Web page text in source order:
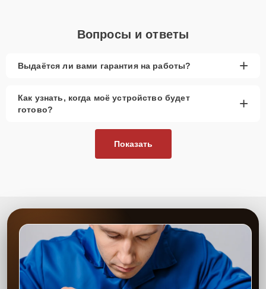
Вопросы и ответы
Выдаётся ли вами гарантия на работы? +
Как узнать, когда моё устройство будет
готово?
+
Показать